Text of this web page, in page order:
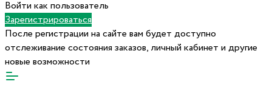
Войти как пользователь
Зарегистрироваться
После регистрации на сайте вам будет доступно
отслеживание состояния заказов, личный кабинет и другие
новые возможности